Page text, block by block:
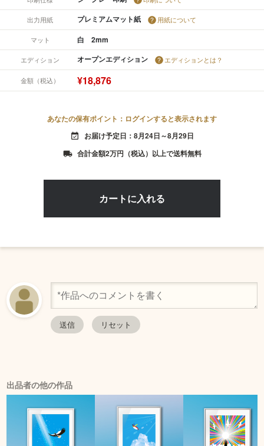
出力用紙 プレミアムマット紙 用紙について
マット 白 2mm
エディション オープンエディション エディションとは？
金額（税込） ¥18,876
あなたの保有ポイント：ログインすると表示されます
event_available お届け予定日：8月24日～8月29日
local_shipping 合計金額2万円（税込）以上で送料無料
出品者の他の作品